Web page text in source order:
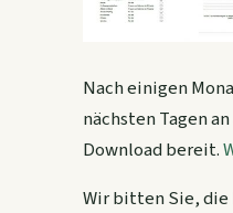
Nach einigen
nächsten Tagen
Download bereit.
Wir bitten Sie, die